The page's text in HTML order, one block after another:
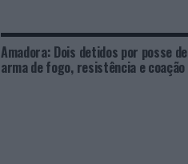
Amadora: Dois detidos por posse de
arma de fogo, resistência e coação